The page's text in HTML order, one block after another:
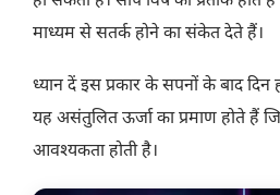
माध्यम से सतर्क होने का संकेत देते हैं।
ध्यान दें इस प्रकार के सपनों के बाद दिन
यह असंतुलित ऊर्जा का प्रमाण होते हैं
आवश्यकता होती है।